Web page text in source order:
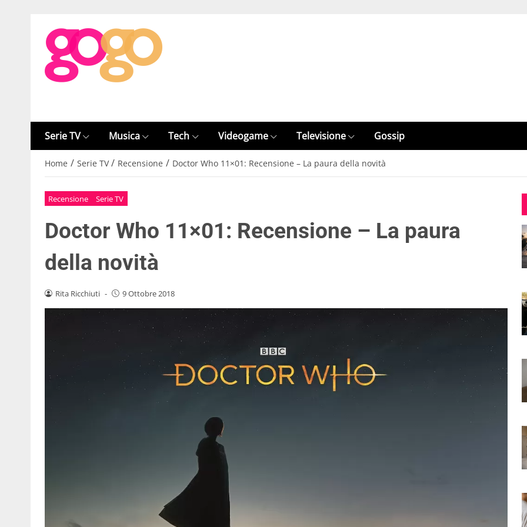
Serie TV Musica Tech Videogame Televisione Gossip
Home / Serie TV / Recensione / Doctor Who 11×01: Recensione – La paura della novità
Recensione Serie TV
Doctor Who 11×01: Recensione – La paura
della novità
Rita Ricchiuti - 9 Ottobre 2018